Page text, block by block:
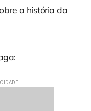
a história da